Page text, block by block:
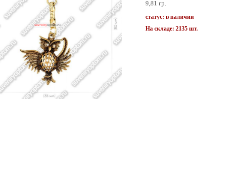
9,81 гр.
статус: в наличии
На складе: 2135 шт.